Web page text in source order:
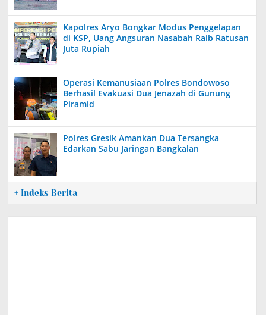
Kapolres Aryo Bongkar Modus Penggelapan
di KSP, Uang Angsuran Nasabah Raib Ratusan
Juta Rupiah
Operasi Kemanusiaan Polres Bondowoso
Berhasil Evakuasi Dua Jenazah di Gunung
Piramid
Polres Gresik Amankan Dua Tersangka
Edarkan Sabu Jaringan Bangkalan
+ Indeks Berita